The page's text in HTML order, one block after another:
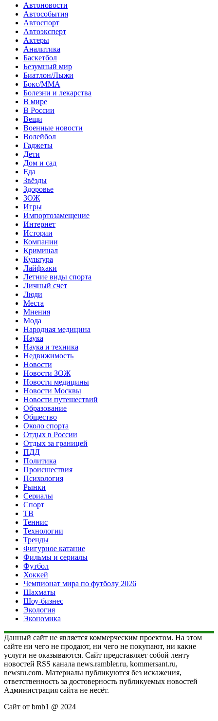
Автоновости
Автособытия
Автоспорт
Автоэксперт
Актеры
Аналитика
Баскетбол
Безумный мир
Биатлон/Лыжи
Бокс/MMA
Болезни и лекарства
В мире
В России
Вещи
Военные новости
Волейбол
Гаджеты
Дети
Дом и сад
Еда
Звёзды
Здоровье
ЗОЖ
Игры
Импортозамещение
Интернет
Истории
Компании
Криминал
Культура
Лайфхаки
Летние виды спорта
Личный счет
Люди
Места
Мнения
Мода
Народная медицина
Наука
Наука и техника
Недвижимость
Новости
Новости ЗОЖ
Новости медицины
Новости Москвы
Новости путешествий
Образование
Общество
Около спорта
Отдых в России
Отдых за границей
ПДД
Политика
Происшествия
Психология
Рынки
Сериалы
Спорт
ТВ
Теннис
Технологии
Тренды
Фигурное катание
Фильмы и сериалы
Футбол
Хоккей
Чемпионат мира по футболу 2026
Шахматы
Шоу-бизнес
Экология
Экономика
Данный сайт не является коммерческим проектом. На этом
сайте ни чего не продают, ни чего не покупают, ни какие
услуги не оказываются. Сайт представляет собой ленту
новостей RSS канала news.rambler.ru, kommersant.ru,
newsru.com. Материалы публикуются без искажения,
ответственность за достоверность публикуемых новостей
Администрация сайта не несёт.
Сайт от bmb1 @ 2024